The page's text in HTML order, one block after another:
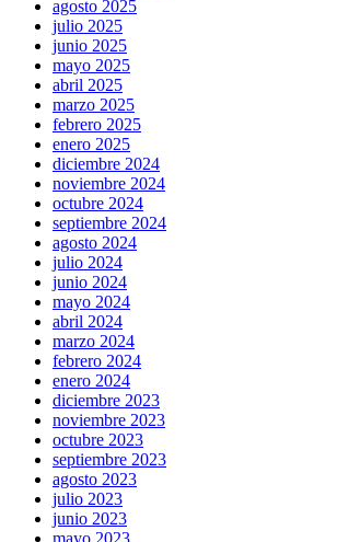
agosto 2025
julio 2025
junio 2025
mayo 2025
abril 2025
marzo 2025
febrero 2025
enero 2025
diciembre 2024
noviembre 2024
octubre 2024
septiembre 2024
agosto 2024
julio 2024
junio 2024
mayo 2024
abril 2024
marzo 2024
febrero 2024
enero 2024
diciembre 2023
noviembre 2023
octubre 2023
septiembre 2023
agosto 2023
julio 2023
junio 2023
mayo 2023